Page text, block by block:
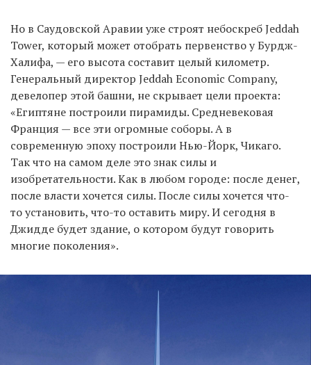
Но в Саудовской Аравии уже строят небоскреб Jeddah
Tower, который может отобрать первенство у Бурдж-
Халифа, — его высота составит целый километр.
Генеральный директор Jeddah Economic Company,
девелопер этой башни, не скрывает цели проекта:
«Египтяне построили пирамиды. Средневековая
Франция — все эти огромные соборы. А в
современную эпоху построили Нью-Йорк, Чикаго.
Так что на самом деле это знак силы и
изобретательности. Как в любом городе: после денег,
после власти хочется силы. После силы хочется что-
то установить, что-то оставить миру. И сегодня в
Джидде будет здание, о котором будут говорить
многие поколения».